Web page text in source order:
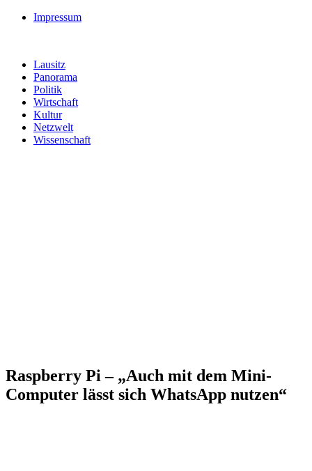
Impressum
Lausitz
Panorama
Politik
Wirtschaft
Kultur
Netzwelt
Wissenschaft
Raspberry Pi – „Auch mit dem Mini-
Computer lässt sich WhatsApp nutzen“